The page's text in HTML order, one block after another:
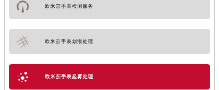
欧米茄手表检测服务
欧米茄手表划痕处理
欧米茄手表起雾处理